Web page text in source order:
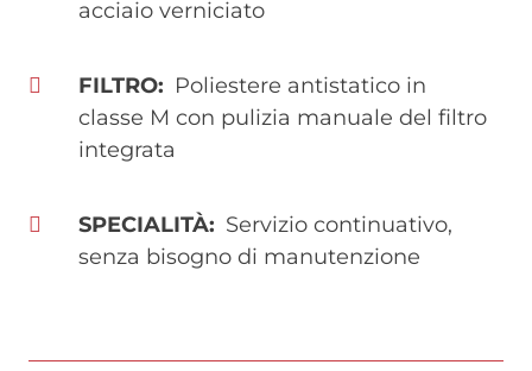
acciaio verniciato
FILTRO
Poliestere antistatico in
classe M con pulizia manuale del filtro
integrata
SPECIALITÀ
Servizio continuativo,
senza bisogno di manutenzione